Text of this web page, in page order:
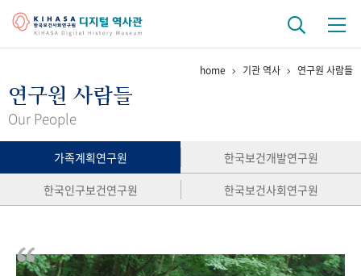
걸어온 길 기관 변천사
연구 역사
정책과 연구 키워드로 보는 연구 역사
연구자들
간행물 변천사
기록물 아카이브
home 기관 역사 연구원 사람들
연구원 사람들
Our People
가족계획연구원
한국보건개발연구원
한국인구보건연구원
한국보건사회연구원